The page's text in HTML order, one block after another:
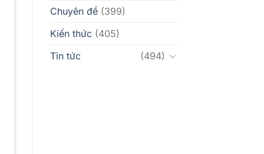
Chuyên đề(399)
Kiến thức(405)
Tin tức
(494)